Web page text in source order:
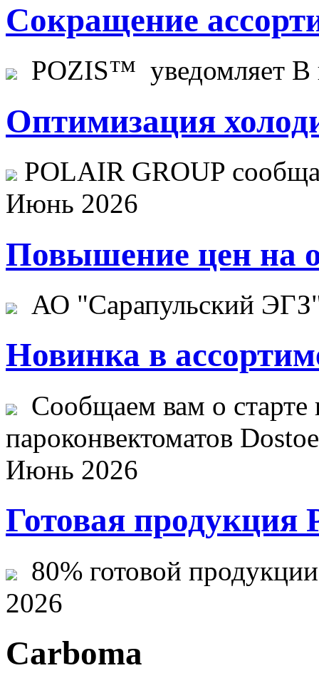
Сокращение
POZIS™ уведомляет В
Оптимизация
POLAIR GROUP
Июнь 2026
Повышение цен на
АО "Сарапульский
Новинка в
Сообщаем вам о старте
пароконвектоматов
Июнь 2026
Готовая продукция
80% готовой
2026
Carboma